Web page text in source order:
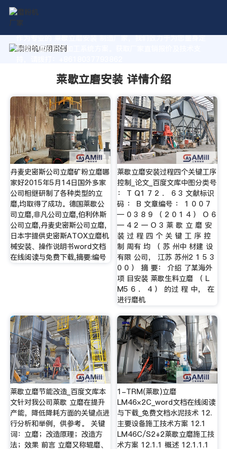
作为专业的 莱歇立磨安装 制造厂家，我们致力于为您量身定
制高价值的粉体加工系统方案。获取厂家直销报价及技术支
莱歇立磨安装 详情介绍
丹麦史密斯公司立磨矿粉立磨哪
家好2015年5月14日国外多家
公司相继研制了各种类型的立
磨,均取得了成功。德国莱歇公
司立磨,非凡公司立磨,伯利休斯
公司立磨,丹麦史密斯公司立磨,
日本宇提供史密斯ATOX立磨机
械安装、操作说明书word文档
在线阅读与免费下载,摘要:编号
莱歇立磨安装过程四个关键工序
控制_论文_百度文库中图分类号
： T Q1 7 2 ． 6 3 文献标识
码 ： B 文章编号 ： 1 0 0 7
— 0 3 8 9 （ 2 0 1 4 ） O 6
— 4 2 一 O 3 莱 歇 立 磨 安
装 过 程 四 个 关 键 工 序 控
制 周有 均 （ 苏 州中 材建 设
有限 公司， 江苏 苏州2 1 5 3
0 0 ） 摘 要： 介绍 了某海外
项 目安装 莱歇生料立磨 （ L
M5 6 ． 4 ） 的过 程 中， 在
进行磨机
莱歇立磨节能改造_百度文库本
文针对我公司莱歇 立磨在提升
产能，降低降耗方面的关键点进
行分析和举例，供参考。 关键
词：立磨；改造原理；改造方
法；效果 前言 立磨又称辊磨、
1-TRM(莱歇)立磨
LM46×2C_word文档在线阅读
与下载_免费文档水泥技术 12.
主要设备施工技术方案 12.1
LM46C/S2+2莱歇立磨施工技
术方案 12.1.1 概述 12.1.1.1